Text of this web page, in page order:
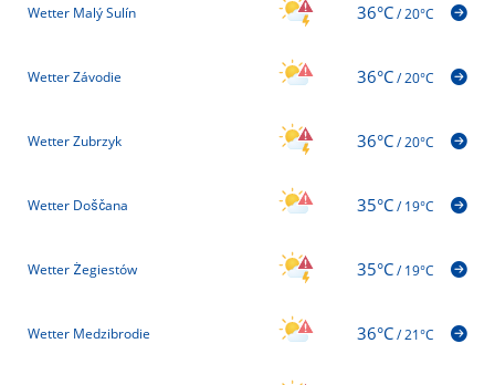
Wetter Malý Sulín 36°C/20°C
Wetter Závodie 36°C/20°C
Wetter Zubrzyk 36°C/20°C
Wetter Doščana 35°C/19°C
Wetter Żegiestów 35°C/19°C
Wetter Medzibrodie 36°C/21°C